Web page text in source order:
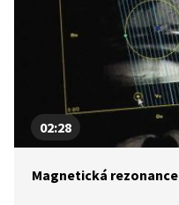
02:28
Magnetická rezonance